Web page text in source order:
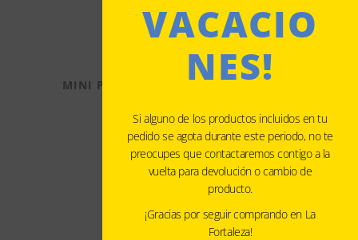
MINI POLVORONES DE ALMENDRA 8%
COMPRAR
VACACIO
NES!
Si alguno de los productos incluidos en tu
pedido se agota durante este periodo, no te
preocupes que contactaremos contigo a la
vuelta para devolución o cambio de
producto.
¡Gracias por seguir comprando en La
Fortaleza!